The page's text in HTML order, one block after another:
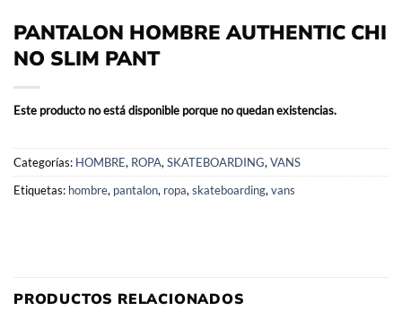
PANTALON HOMBRE AUTHENTIC CHI
NO SLIM PANT
Este producto no está disponible porque no quedan existencias.
Categorías: HOMBRE, ROPA, SKATEBOARDING, VANS
Etiquetas: hombre, pantalon, ropa, skateboarding, vans
PRODUCTOS RELACIONADOS